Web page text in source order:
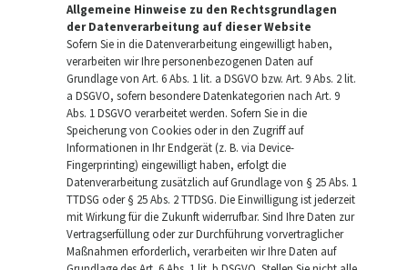
Allgemeine Hinweise zu den Rechtsgrundlagen
der Datenverarbeitung auf dieser Website
Sofern Sie in die Datenverarbeitung eingewilligt haben,
verarbeiten wir Ihre personenbezogenen Daten auf
Grundlage von Art. 6 Abs. 1 lit. a DSGVO bzw. Art. 9 Abs. 2 lit.
a DSGVO, sofern besondere Datenkategorien nach Art. 9
Abs. 1 DSGVO verarbeitet werden. Sofern Sie in die
Speicherung von Cookies oder in den Zugriff auf
Informationen in Ihr Endgerät (z. B. via Device-
Fingerprinting) eingewilligt haben, erfolgt die
Datenverarbeitung zusätzlich auf Grundlage von § 25 Abs. 1
TTDSG oder § 25 Abs. 2 TTDSG. Die Einwilligung ist jederzeit
mit Wirkung für die Zukunft widerrufbar. Sind Ihre Daten zur
Vertragserfüllung oder zur Durchführung vorvertraglicher
Maßnahmen erforderlich, verarbeiten wir Ihre Daten auf